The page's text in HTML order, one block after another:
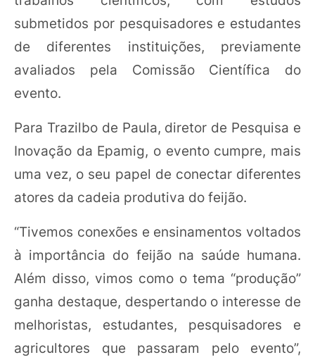
submetidos por pesquisadores e estudantes
de diferentes instituições, previamente
avaliados pela Comissão Científica do
evento.
Para Trazilbo de Paula, diretor de Pesquisa e
Inovação da Epamig, o evento cumpre, mais
uma vez, o seu papel de conectar diferentes
atores da cadeia produtiva do feijão.
“Tivemos conexões e ensinamentos voltados
à importância do feijão na saúde humana.
Além disso, vimos como o tema “produção”
ganha destaque, despertando o interesse de
melhoristas, estudantes, pesquisadores e
agricultores que passaram pelo evento”,